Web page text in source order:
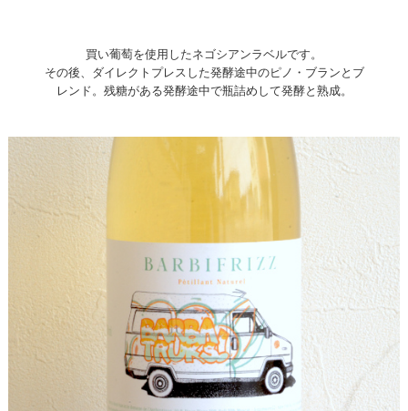
買い葡萄を使用したネゴシアンラベルです。
その後、ダイレクトプレスした発酵途中のピノ・ブランとブ
レンド。残糖がある発酵途中で瓶詰めして発酵と熟成。